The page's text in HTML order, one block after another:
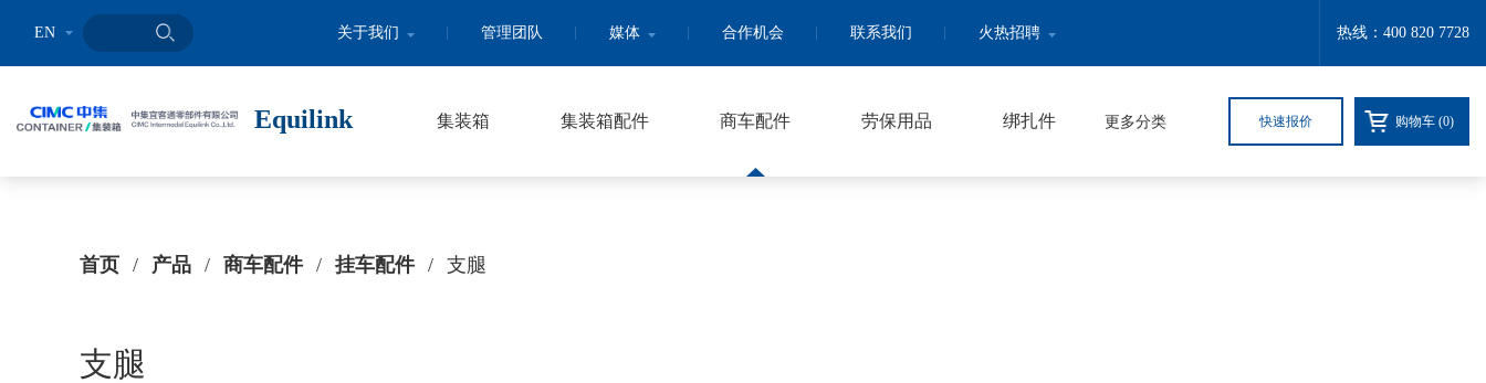
EN 热线：400 820 7728
关于我们 管理团队 媒体 合作机会 联系我们 火热招聘
Equilink 快速报价 购物车 (0)
集装箱 集装箱配件 商车配件 劳保用品 绑扎件 更多分类
首页 / 产品 / 商车配件 / 挂车配件 / 支腿
支腿